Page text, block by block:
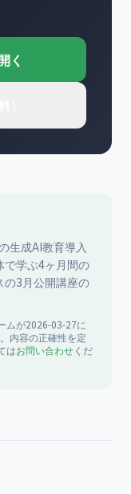
く
生成AI教育導入
で学ぶ4ヶ月間の
の3月公開講座の
ムが2026-03-27に
内容の正確性を定
はお問い合わせくだ